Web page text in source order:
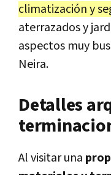
climatización y
aterrazados y
aspectos muy
Neira.
Detalles
Al visitar una